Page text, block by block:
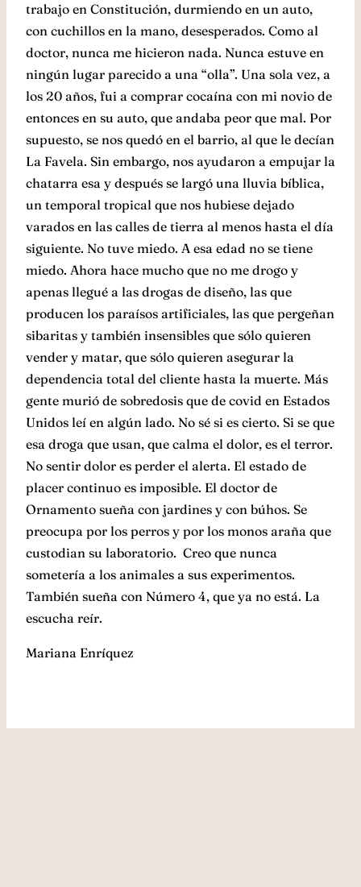
trabajo en Constitución, durmiendo en un auto,
con cuchillos en la mano, desesperados. Como al
doctor, nunca me hicieron nada. Nunca estuve en
ningún lugar parecido a una “olla”. Una sola vez, a
los 20 años, fui a comprar cocaína con mi novio de
entonces en su auto, que andaba peor que mal. Por
supuesto, se nos quedó en el barrio, al que le decían
La Favela. Sin embargo, nos ayudaron a empujar la
chatarra esa y después se largó una lluvia bíblica,
un temporal tropical que nos hubiese dejado
varados en las calles de tierra al menos hasta el día
siguiente. No tuve miedo. A esa edad no se tiene
miedo. Ahora hace mucho que no me drogo y
apenas llegué a las drogas de diseño, las que
producen los paraísos artificiales, las que pergeñan
sibaritas y también insensibles que sólo quieren
vender y matar, que sólo quieren asegurar la
dependencia total del cliente hasta la muerte. Más
gente murió de sobredosis que de covid en Estados
Unidos leí en algún lado. No sé si es cierto. Si se que
esa droga que usan, que calma el dolor, es el terror.
No sentir dolor es perder el alerta. El estado de
placer continuo es imposible. El doctor de
Ornamento sueña con jardines y con búhos. Se
preocupa por los perros y por los monos araña que
custodian su laboratorio. Creo que nunca
sometería a los animales a sus experimentos.
También sueña con Número 4, que ya no está. La
escucha reír.
Mariana Enríquez